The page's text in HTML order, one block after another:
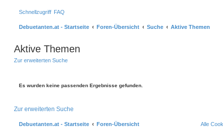
Schnellzugriff FAQ
Debuetanten.at - Startseite Foren-Übersicht Suche Aktive Themen
Aktive Themen
Zur erweiterten Suche
Es wurden keine passenden Ergebnisse gefunden.
Zur erweiterten Suche
Debuetanten.at - Startseite Foren-Übersicht Alle